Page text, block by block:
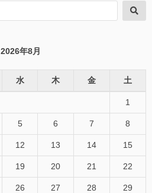
索
2026年8月
水 木 金 土
1
5 6 7 8
12 13 14 15
19 20 21 22
26 27 28 29